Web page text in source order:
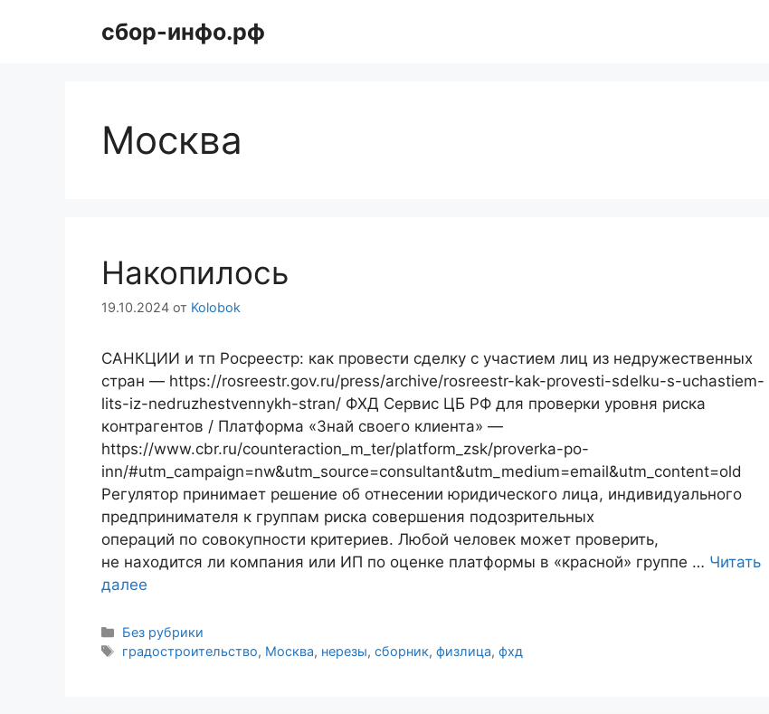
сбор-инфо.рф
Москва
Накопилось
19.10.2024 от Kolobok
САНКЦИИ и тп Росреестр: как провести сделку с участием лиц из недружественных
стран — https://rosreestr.gov.ru/press/archive/rosreestr-kak-provesti-sdelku-s-uchastiem-
lits-iz-nedruzhestvennykh-stran/ ФХД Сервис ЦБ РФ для проверки уровня риска
контрагентов / Платформа «Знай своего клиента» —
https://www.cbr.ru/counteraction_m_ter/platform_zsk/proverka-po-
inn/#utm_campaign=nw&utm_source=consultant&utm_medium=email&utm_content=old
Регулятор принимает решение об отнесении юридического лица, индивидуального
предпринимателя к группам риска совершения подозрительных
операций по совокупности критериев. Любой человек может проверить,
не находится ли компания или ИП по оценке платформы в «красной» группе … Читать
далее
Рубрики
Без рубрики
Метки
градостроительство, Москва, нерезы,сборник,физлица,фхд